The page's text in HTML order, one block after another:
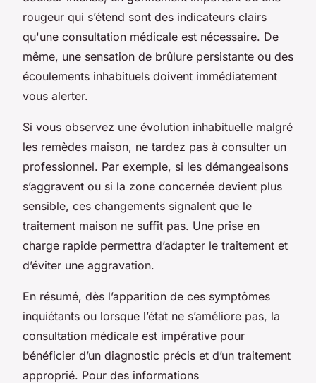
rougeur qui s’étend sont des indicateurs clairs
qu'une consultation médicale est nécessaire. De
même, une sensation de brûlure persistante ou des
écoulements inhabituels doivent immédiatement
vous alerter.
Si vous observez une évolution inhabituelle malgré
les remèdes maison, ne tardez pas à consulter un
professionnel. Par exemple, si les démangeaisons
s’aggravent ou si la zone concernée devient plus
sensible, ces changements signalent que le
traitement maison ne suffit pas. Une prise en
charge rapide permettra d’adapter le traitement et
d’éviter une aggravation.
En résumé, dès l’apparition de ces symptômes
inquiétants ou lorsque l’état ne s’améliore pas, la
consultation médicale est impérative pour
bénéficier d’un diagnostic précis et d’un traitement
approprié. Pour des informations